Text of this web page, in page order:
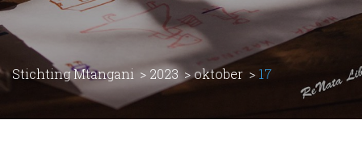
Stichting Mtangani > 2023 >oktober > 17